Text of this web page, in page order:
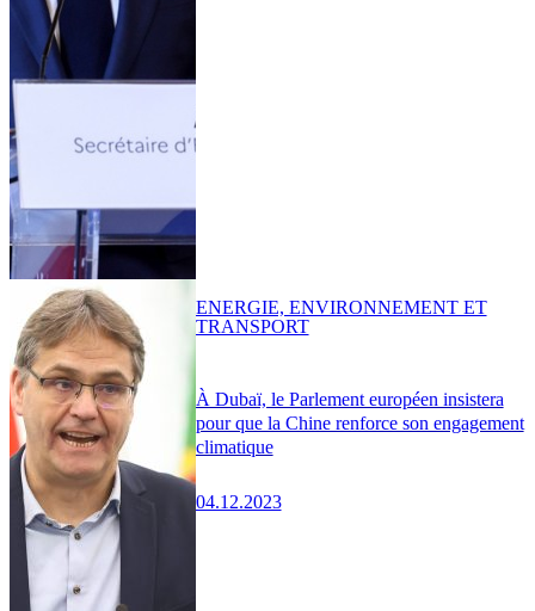
À Dubaï, le Parlement européen insistera
pour que la Chine renforce son engagement
climatique
04.12.2023
ENERGIE, ENVIRONNEMENT ET
TRANSPORT